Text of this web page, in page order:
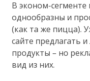
В эконом-
однообразны и
(как та же пицца).
сайте предлагать
продукты – но
вид из них.